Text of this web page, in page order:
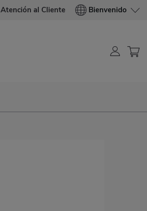
Atención al Cliente Bienvenido